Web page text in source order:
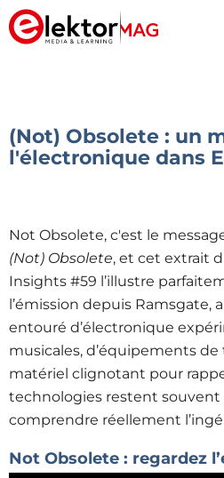
(Not) Obsolete : un
l'électronique dans
Not Obsolete, c'est le
(Not) Obsolete, et cet extrait
Insights #59 l’illustre
l’émission depuis Ramsgate,
entouré d’électronique
musicales, d’équipements de
matériel clignotant pour
technologies restent
comprendre réellement
Not Obsolete : regardez